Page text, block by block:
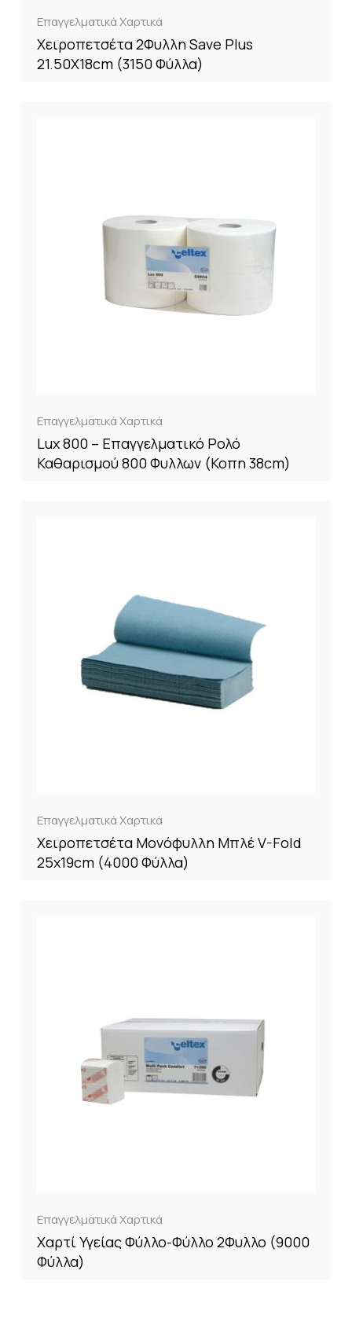
Επαγγελματικά Χαρτικά
Χειροπετσέτα 2Φυλλη Save Plus
21.50X18cm (3150 Φύλλα)
Επαγγελματικά Χαρτικά
Lux 800 – Επαγγελματικό Ρολό
Καθαρισμού 800 Φυλλων (Κοπη 38cm)
Επαγγελματικά Χαρτικά
Χειροπετσέτα Μονόφυλλη Μπλέ V-Fold
25x19cm (4000 Φύλλα)
Επαγγελματικά Χαρτικά
Χαρτί Υγείας Φύλλο-Φύλλο 2Φυλλο (9000
Φύλλα)